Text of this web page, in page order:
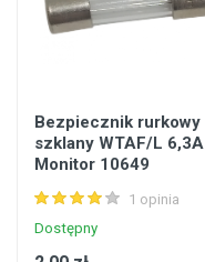
Bezpiecznik rurkowy
szklany WTAF/L 6,3A
Monitor 10649
1 opinia
Dostępny